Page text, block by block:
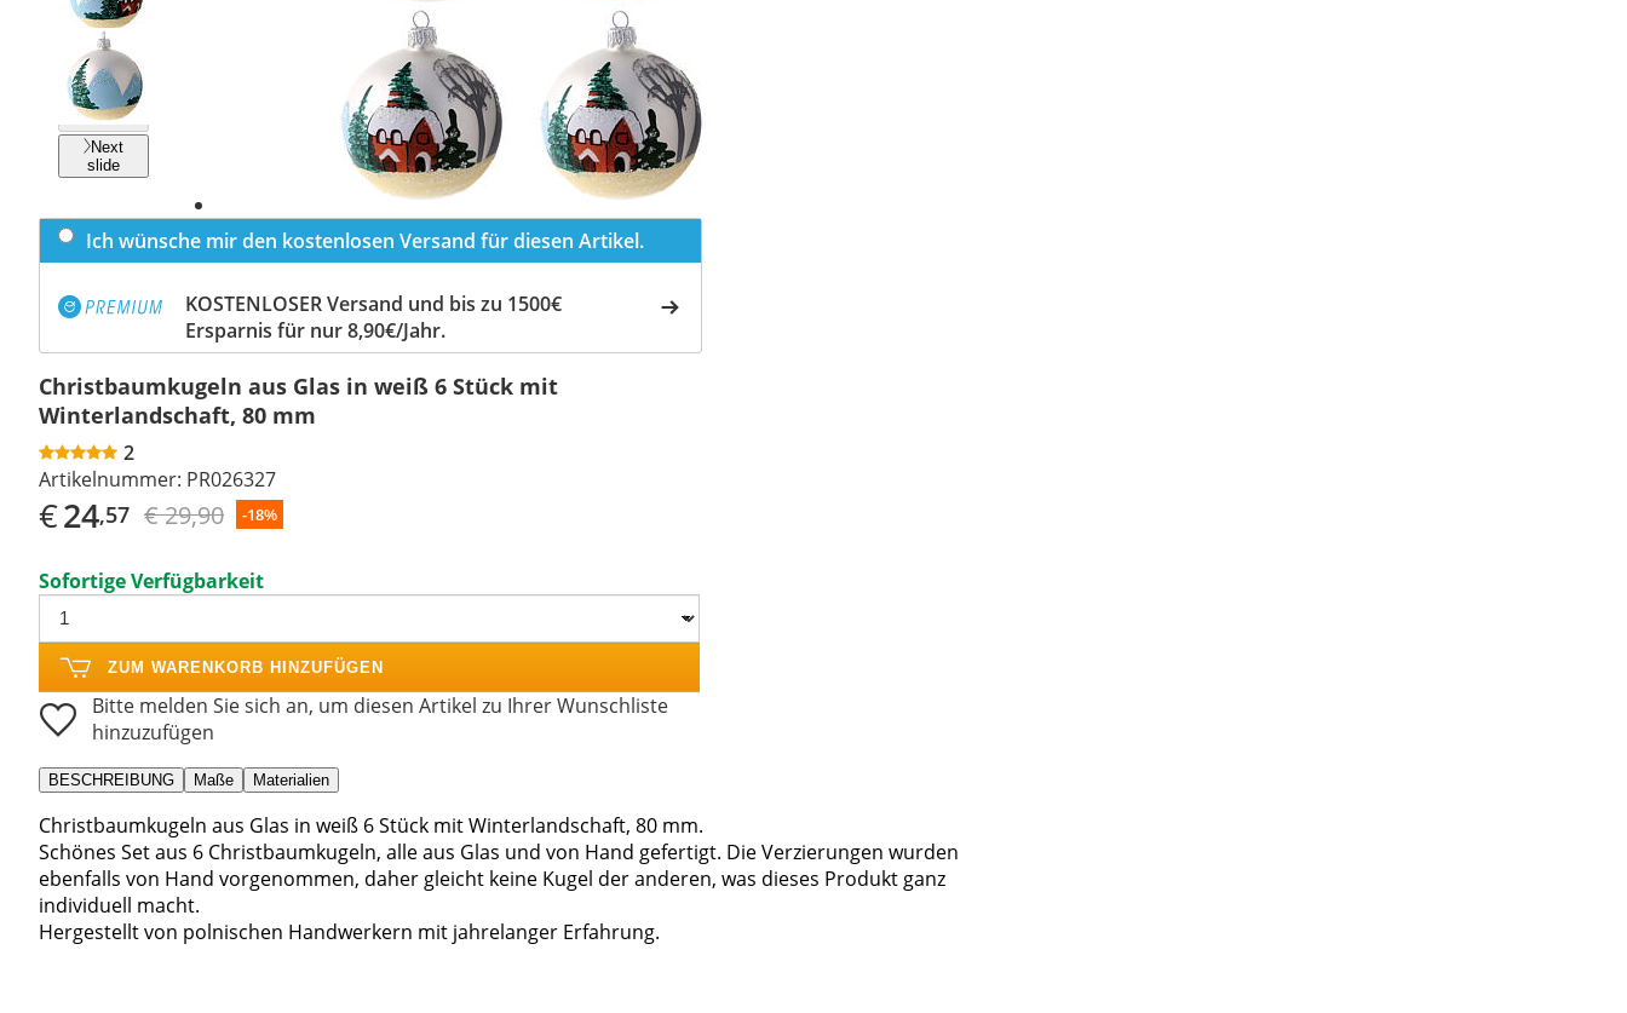
Previous
slide
Next
slide
Ich wünsche mir den kostenlosen Versand für diesen Artikel.
KOSTENLOSER Versand und bis zu 1500€
Ersparnis für nur 8,90€/Jahr.
Christbaumkugeln aus Glas in weiß 6 Stück mit
Winterlandschaft, 80 mm
2
Artikelnummer: PR026327
€24,57 € 29,90 -18%
Sofortige Verfügbarkeit
ZUM WARENKORB HINZUFÜGEN
Bitte melden Sie sich an, um diesen Artikel zu Ihrer Wunschliste
hinzuzufügen
BESCHREIBUNG Maße Materialien
Christbaumkugeln aus Glas in weiß 6 Stück mit Winterlandschaft, 80 mm.
Schönes Set aus 6 Christbaumkugeln, alle aus Glas und von Hand gefertigt. Die Verzierungen wurden
ebenfalls von Hand vorgenommen, daher gleicht keine Kugel der anderen, was dieses Produkt ganz
individuell macht.
Hergestellt von polnischen Handwerkern mit jahrelanger Erfahrung.